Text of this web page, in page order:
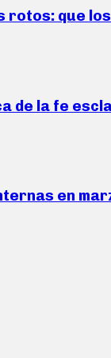
rotos: que
de la fe
en